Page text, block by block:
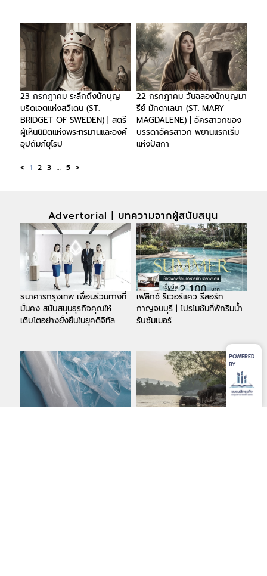
23 กรกฎาคม ระลึกถึงนักบุญ
บริดเจตแห่งสวีเดน (ST.
BRIDGET OF SWEDEN) | สตรี
ผู้เห็นนิมิตแห่งพระทรมานและองค์
อุปถัมภ์ยุโรป
22 กรกฎาคม วันฉลองนักบุญมา
รีย์ มักดาเลนา (ST. MARY
MAGDALENE) | อัครสาวกของ
บรรดาอัครสาวก พยานแรกเริ่ม
แห่งปัสกา
< 1 2 3 … 5 >
Advertorial | บทความจากผู้สนับสนุน
ธนาคารกรุงเทพ เพื่อนร่วมทางที่
มั่นคง สนับสนุนธุรกิจคุณให้
เติบโตอย่างยั่งยืนในยุคดิจิทัล
เฟลิกซ์ ริเวอร์แคว รีสอร์ท
กาญจนบุรี | โปรโมชันที่พักริมน้ำ
รับซัมเมอร์
POWERED
BY